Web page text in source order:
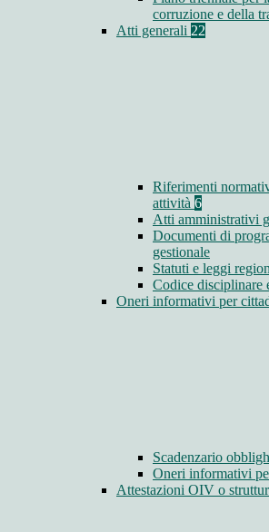
corruzione e della
Atti generali 22
Riferimenti
attività 6
Atti amministrativi
Documenti di
gestionale
Statuti e leggi
Codice disciplinare
Oneri informativi per
Scadenzario
Oneri informativi
Attestazioni OIV o